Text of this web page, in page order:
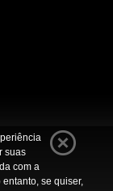
suas
com a
se quiser,